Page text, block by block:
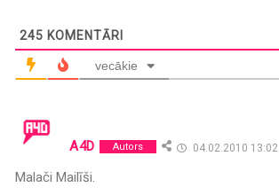
245 KOMENTĀRI
vecākie
A4D Autors 04.02.2010 13:02
Malači Mailīši.